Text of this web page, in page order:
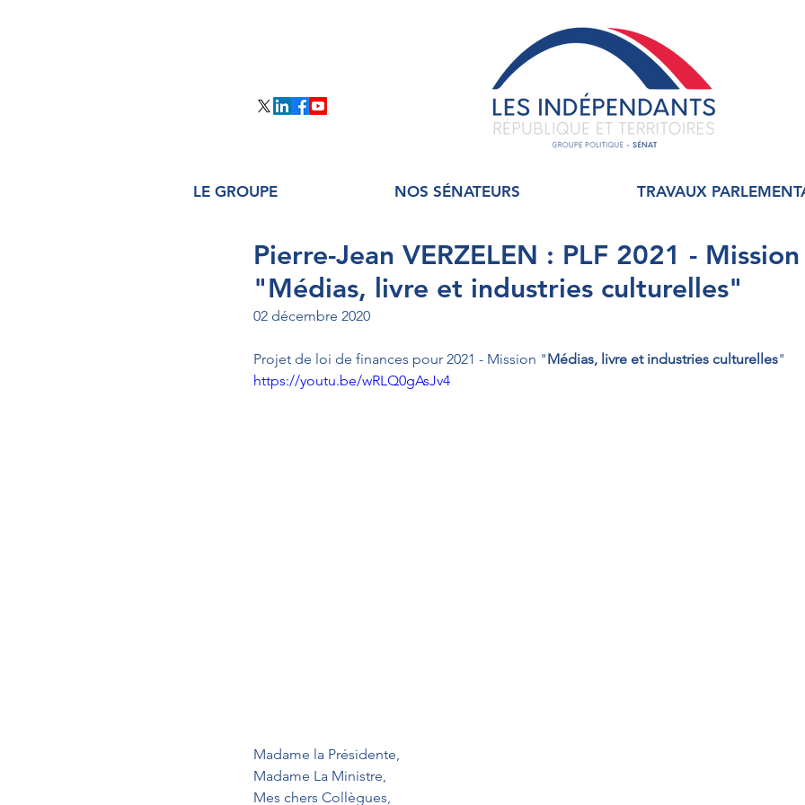
LE GROUPE NOS SÉNATEURS TRAVAUX
Pierre-Jean VERZELEN : PLF 2021 - Mission
"Médias, livre et industries culturelles"
02 décembre 2020
Projet de loi de finances pour 2021 - Mission "Médias, livre et industries culturelles"
https://youtu.be/wRLQ0gAsJv4
Madame la Présidente,
Madame La Ministre,
Mes chers Collègues,